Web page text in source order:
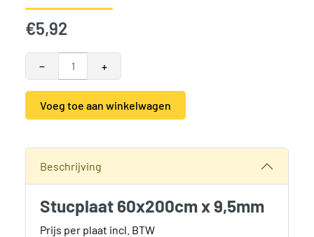
€5,92
−
Stucplaat 9.5mm RK 200x60cm aantal
+
Voeg toe aan winkelwagen
Beschrijving
Stucplaat 60x200cm x 9,5mm
Prijs per plaat incl. BTW